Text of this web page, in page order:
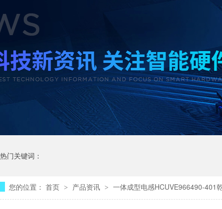
热门关键词：
您的位置： 首页 > 产品资讯 > 一体成型电感HCUVE966490-